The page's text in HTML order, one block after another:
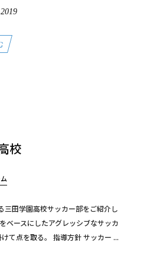
2019
校
田学園高校サッカー部をご紹介し
ベースにしたアグレッシブなサッカ
て点を取る。 指導方針 サッカー ...